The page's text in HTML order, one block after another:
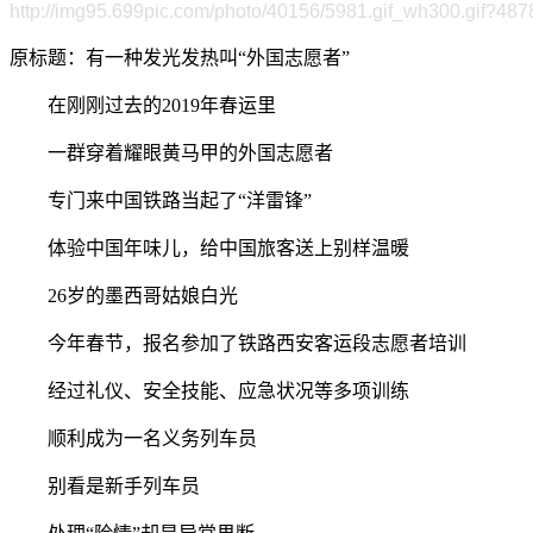
http://img95.699pic.com/photo/40156/
原标题：有一种发光发热叫“外国志愿者”
在刚刚过去的2019年春运里
一群穿着耀眼黄马甲的外国志愿者
专门来中国铁路当起了“洋雷锋”
体验中国年味儿，给中国旅客送上别样温暖
26岁的墨西哥姑娘白光
今年春节，报名参加了铁路西安客运段志愿者培训
经过礼仪、安全技能、应急状况等多项训练
顺利成为一名义务列车员
别看是新手列车员